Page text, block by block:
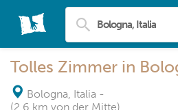
Tolles Zimmer in
Bologna, Italia -
(2,6 km von der Mitte)